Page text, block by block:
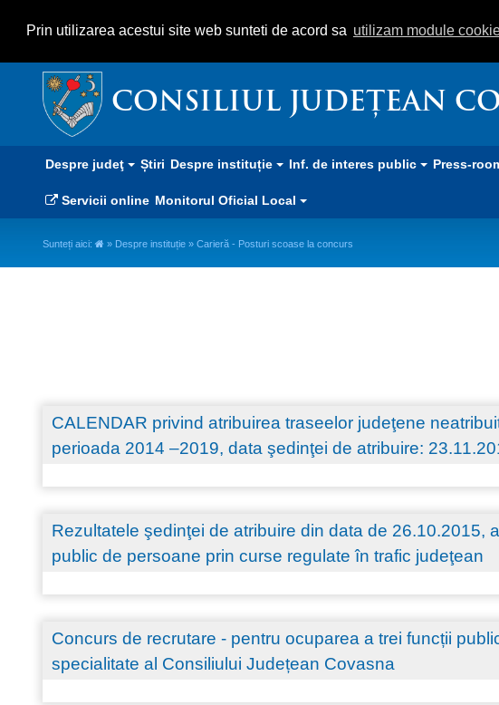
Prin utilizarea acestui site web sunteti de acord sa utilizam module
CONSILIUL JUDEȚEAN
Despre judeţ Știri Despre instituție Inf. de interes public Press-
Servicii online Monitorul Oficial Local
Sunteți aici: » Despre instituție » Carieră - Posturi scoase la concurs
CALENDAR privind atribuirea traseelor judeţene
perioada 2014 –2019, data şedinţei de atribuire:
Rezultatele şedinţei de atribuire din data de 26.10.2015,
public de persoane prin curse regulate în trafic judeţean
Concurs de recrutare - pentru ocuparea a trei funcții
specialitate al Consiliului Județean Covasna